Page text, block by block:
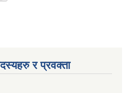
र प्रवक्ता